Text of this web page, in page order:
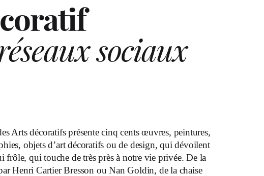
sociaux
Arts décoratifs présente cinq cents œuvres, peintures,
objets d’art décoratifs ou de design, qui dévoilent
frôle, qui touche de très près à notre vie privée. De la
Henri Cartier Bresson ou Nan Goldin, de la chaise